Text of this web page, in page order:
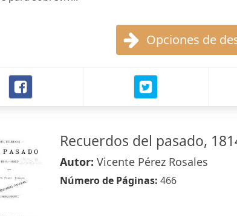
Opciones de
Recuerdos del pasado,
Autor: Vicente Pérez Rosales
Número de Páginas: 466